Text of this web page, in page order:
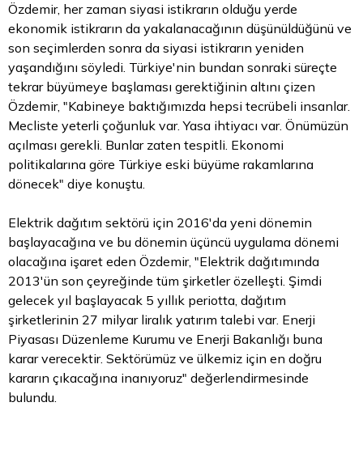
Özdemir, her zaman siyasi istikrarın olduğu yerde
ekonomik istikrarın da yakalanacağının düşünüldüğünü ve
son seçimlerden sonra da siyasi istikrarın yeniden
yaşandığını söyledi. Türkiye'nin bundan sonraki süreçte
tekrar büyümeye başlaması gerektiğinin altını çizen
Özdemir, "Kabineye baktığımızda hepsi tecrübeli insanlar.
Mecliste yeterli çoğunluk var. Yasa ihtiyacı var. Önümüzün
açılması gerekli. Bunlar zaten tespitli. Ekonomi
politikalarına göre Türkiye eski büyüme rakamlarına
dönecek" diye konuştu.
Elektrik dağıtım sektörü için 2016'da yeni dönemin
başlayacağına ve bu dönemin üçüncü uygulama dönemi
olacağına işaret eden Özdemir, "Elektrik dağıtımında
2013'ün son çeyreğinde tüm şirketler özelleşti. Şimdi
gelecek yıl başlayacak 5 yıllık periotta, dağıtım
şirketlerinin 27 milyar liralık yatırım talebi var. Enerji
Piyasası Düzenleme Kurumu ve Enerji Bakanlığı buna
karar verecektir. Sektörümüz ve ülkemiz için en doğru
kararın çıkacağına inanıyoruz" değerlendirmesinde
bulundu.